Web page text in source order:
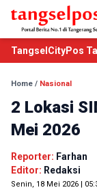
TangselCityPos
Home / Nasional
2 Lokasi
Mei 2026
Reporter: Farhan
Editor: Redaksi
Senin, 18 Mei 2026 |